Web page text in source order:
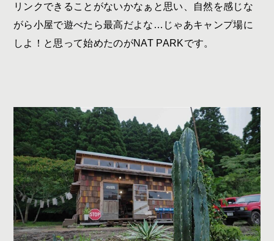
リンクできることがないかなぁと思い、自然を感じな
がら小屋で遊べたら最高だよな…じゃあキャンプ場に
しよ！と思って始めたのがNAT PARKです。